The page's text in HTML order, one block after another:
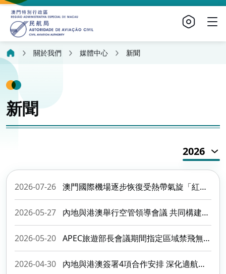
關於我們 媒體中心 新聞
新聞
2026
2026-07-26 澳門國際機場逐步恢復受熱帶氣旋「紅霞」影響的航班運作
2026-05-27 內地與港澳舉行空管領導會議 共同構建粵港澳大灣區安全高效空域管理體系
2026-05-20 APEC旅遊部長會議期間指定區域禁飛無人機
2026-04-30 內地與港澳簽署4項合作安排 深化適航標準互認及C929審定合作